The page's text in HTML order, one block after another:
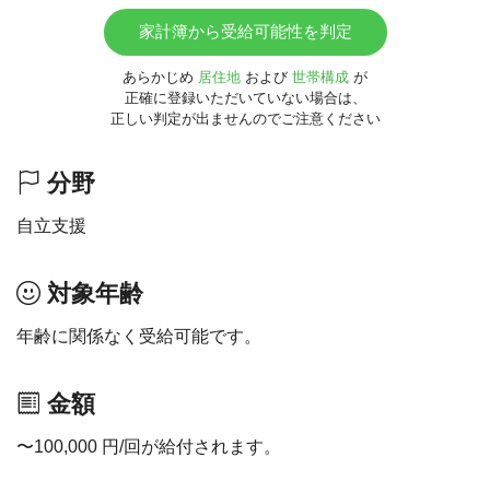
家計簿から受給可能性を判定
あらかじめ 居住地 および 世帯構成 が
正確に登録いただいていない場合は、
正しい判定が出ませんのでご注意ください
分野
自立支援
対象年齢
年齢に関係なく受給可能です。
金額
〜100,000 円/回が給付されます。